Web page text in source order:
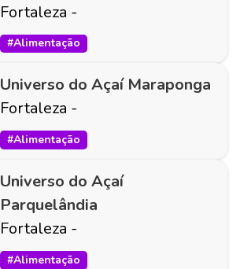
Fortaleza -
#Alimentação
Universo do Açaí Maraponga
Fortaleza -
#Alimentação
Universo do Açaí
Parquelândia
Fortaleza -
#Alimentação